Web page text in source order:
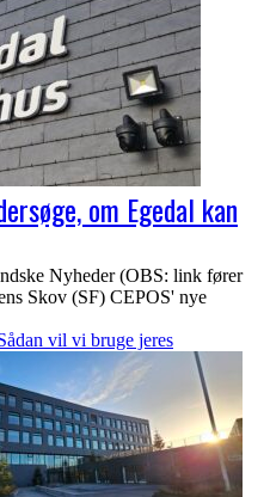
om Egedal kan
Nyheder (OBS: link fører
Skov (SF) CEPOS' nye
vil vi bruge jeres